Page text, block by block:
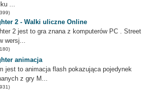
...
2 - Walki uliczne Online
2 jest to gra znana z komputerów PC . Street
wersj...
animacja
jest to animacja flash pokazująca pojedynek
z gry M...